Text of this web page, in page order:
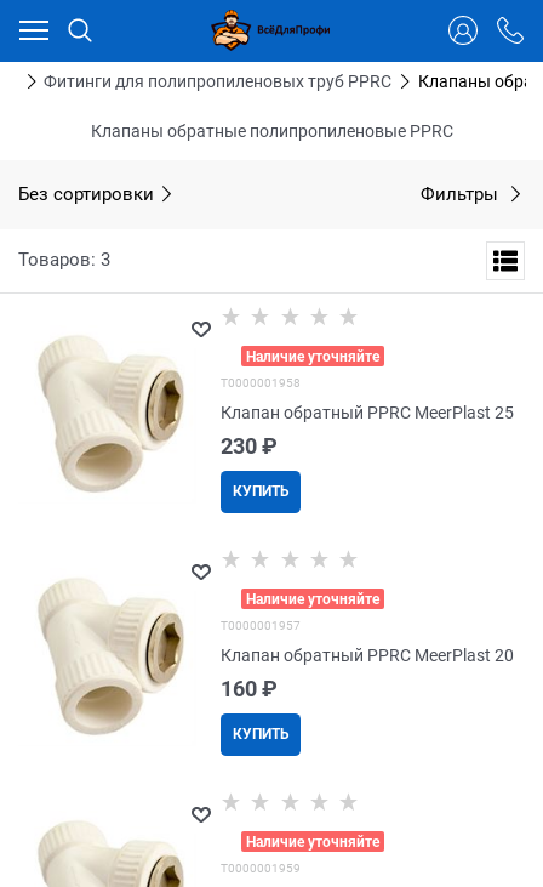
Фитинги для полипропиленовых труб PPRC Клапаны
Клапаны обратные полипропиленовые PPRC
Без сортировки Фильтры
Товаров: 3
Наличие уточняйте
Т0000001958
Клапан обратный PPRC MeerPlast 25
230 ₽
КУПИТЬ
Наличие уточняйте
Т0000001957
Клапан обратный PPRC MeerPlast 20
160 ₽
КУПИТЬ
Наличие уточняйте
Т0000001959
Ваш город - Тюмень,
угадали?
ДА НЕТ